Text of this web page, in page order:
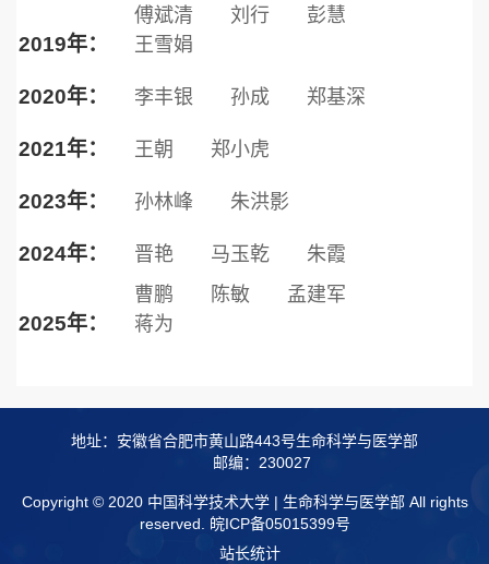
2019年：
傅斌清 刘行
彭慧
王雪娟
2020年： 李丰银 孙成 郑基深
2021年： 王朝 郑小虎
2023年： 孙林峰 朱洪影
2024年： 晋艳 马玉乾 朱霞
2025年：
曹鹏 陈敏
孟建军
蒋为
地址：安徽省合肥市黄山路443号生命科学与医学部
邮编：230027
Copyright © 2020 中国科学技术大学 | 生命科学与医学部 All rights
reserved. 皖ICP备05015399号
站长统计